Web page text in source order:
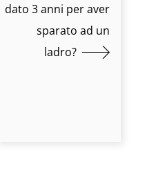
dato 3 anni per aver
sparato ad un
ladro?